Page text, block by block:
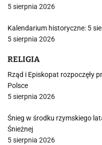
5 sierpnia 2026
Kalendarium historyczne: 5
5 sierpnia 2026
RELIGIA
Rząd i Episkopat rozpoczęły
Polsce
5 sierpnia 2026
Śnieg w środku rzymskiego
Śnieżnej
5 sierpnia 2026